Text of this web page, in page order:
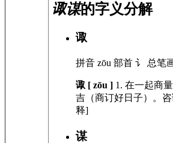
诹谋的字义分解
诹
拼音 zōu 部首 讠 总笔
诹 [ zōu ] 1. 在一起商
吉（商订好日子）。咨
释]
谋